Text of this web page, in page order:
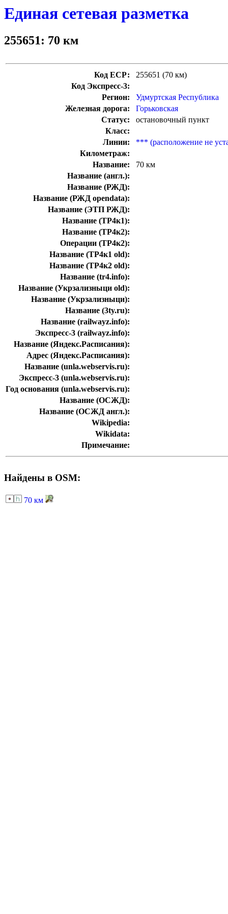
Единая сетевая разметка
255651: 70 км
Код ЕСР:
255651 (70 км)
Код Экспресс-3:
Регион:
Удмуртская Республика
Железная дорога:
Горьковская
Статус:
остановочный пункт
Класс:
Линии:
*** (расположение не
Километраж:
Название:
70 км
Название (англ.):
Название (РЖД):
Название (РЖД opendata):
Название (ЭТП РЖД):
Название (ТР4к1):
Название (ТР4к2):
Операции (ТР4к2):
Название (ТР4к1 old):
Название (ТР4к2 old):
Название (tr4.info):
Название (Укрзализныци old):
Название (Укрзализныци):
Название (3ty.ru):
Название (railwayz.info):
Экспресс-3 (railwayz.info):
Название (Яндекс.Расписания):
Адрес (Яндекс.Расписания):
Название (unla.webservis.ru):
Экспресс-3 (unla.webservis.ru):
Год основания (unla.webservis.ru):
Название (ОСЖД):
Название (ОСЖД англ.):
Wikipedia:
Wikidata:
Примечание:
Найдены в OSM:
70 км